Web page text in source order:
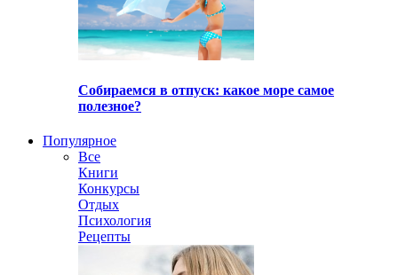
Собираемся в отпуск: какое море самое
полезное?
Популярное
Все
Книги
Конкурсы
Отдых
Психология
Рецепты